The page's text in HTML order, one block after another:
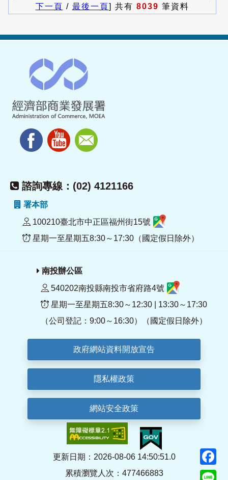
下一頁 / 最後一頁] 共有 8039 筆資料
諮詢專線：(02) 4121166
署本部
100210臺北市中正區福州街15號
星期一至星期五8:30～17:30（國定假日除外）
南投辦公區
540202南投縣南投市省府路4號
星期一至星期五8:30～12:30 | 13:30～17:30
（公司登記：9:00～16:30）（國定假日除外）
政府網站資料開放宣告
隱私權政策
網站安全政策
更新日期：2026-08-06 14:50:51.0
累積瀏覽人次：477466883